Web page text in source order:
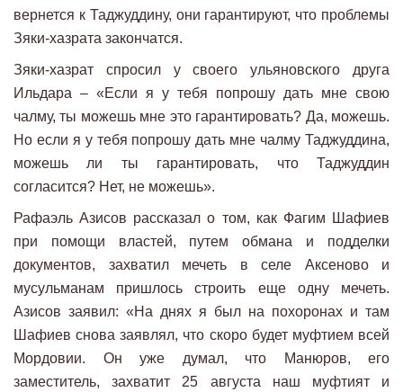
вернется к Таджуддину, они гарантируют, что проблемы
Зяки-хазрата закончатся.
Зяки-хазрат спросил у своего ульяновского друга
Ильдара – «Если я у тебя попрошу дать мне свою
чалму, ты можешь мне это гарантировать? Да, можешь.
Но если я у тебя попрошу дать мне чалму Таджуддина,
можешь ли ты гарантировать, что Таджуддин
согласится? Нет, не можешь».
Рафаэль Азисов рассказал о том, как Фагим Шафиев
при помощи властей, путем обмана и подделки
документов, захватил мечеть в селе Аксеново и
мусульманам пришлось строить еще одну мечеть.
Азисов заявил: «На днях я был на похоронах и там
Шафиев снова заявлял, что скоро будет муфтием всей
Мордовии. Он уже думал, что Манюров, его
заместитель, захватит 25 августа наш муфтият и